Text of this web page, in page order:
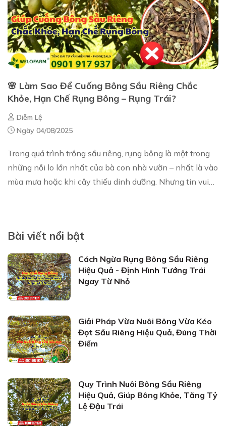
🌸 Làm Sao Để Cuống Bông Sầu Riêng Chắc
Khỏe, Hạn Chế Rụng Bông – Rụng Trái?
Diễm Lệ
Ngày 04/08/2025
Trong quá trình trồng sầu riêng, rụng bông là một trong
những nỗi lo lớn nhất của bà con nhà vườn – nhất là vào
mùa mưa hoặc khi cây thiếu dinh dưỡng. Nhưng tin vui
Bài viết nổi bật
Cách Ngừa Rụng Bông Sầu Riêng
Hiệu Quả - Định Hình Tướng Trái
Ngay Từ Nhỏ
Giải Pháp Vừa Nuôi Bông Vừa Kéo
Đọt Sầu Riêng Hiệu Quả, Đúng Thời
Điểm
Quy Trình Nuôi Bông Sầu Riêng
Hiệu Quả, Giúp Bông Khỏe, Tăng Tỷ
Lệ Đậu Trái